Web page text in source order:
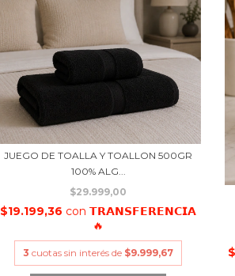
JUEGO DE TOALLA Y TOALLON 500GR
100% ALG...
$29.999,00
$19.199,36 con 𝗧𝗥𝗔𝗡𝗦𝗙𝗘𝗥𝗘𝗡𝗖𝗜𝗔
🔥
3 cuotas sin interés de $9.999,67